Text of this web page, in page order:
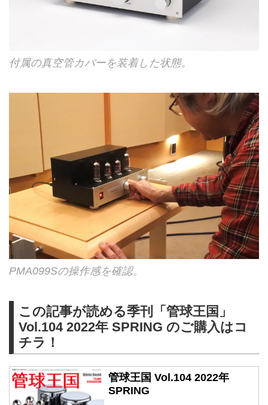
付属の真空管カバーを装着した状態。
PMA099Sの操作感を確認。
この記事が読める季刊「管球王国」
Vol.104 2022年 SPRING のご購入はコ
チラ！
管球王国 Vol.104 2022年
SPRING